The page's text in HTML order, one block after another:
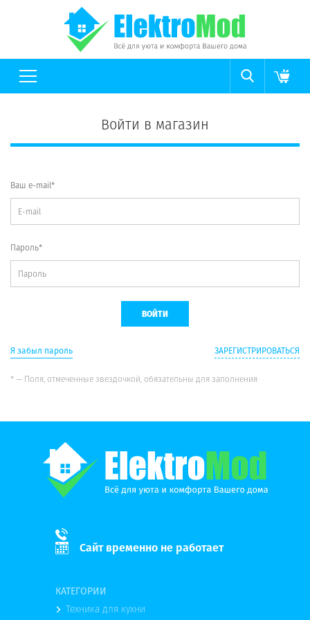
Войти в магазин
Ваш e-mail*
Пароль*
Я забыл пароль ЗАРЕГИСТРИРОВАТЬСЯ
* — Поля, отмеченные звездочкой, обязательны для заполнения
Сайт временно не работает
КАТЕГОРИИ
Техника для кухни